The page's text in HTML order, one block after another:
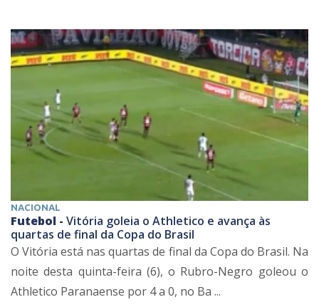
NACIONAL
Futebol - Vitória goleia o Athletico e avança às
quartas de final da Copa do Brasil
O Vitória está nas quartas de final da Copa do Brasil. Na
noite desta quinta-feira (6), o Rubro-Negro goleou o
Athletico Paranaense por 4 a 0, no Ba ...